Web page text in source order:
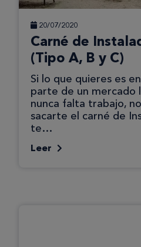
20/07/2020
Carné de
(Tipo A, B y C)
Si lo que quieres es
parte de un mercado
nunca falta trabajo,
sacarte el carné de
te…
Leer